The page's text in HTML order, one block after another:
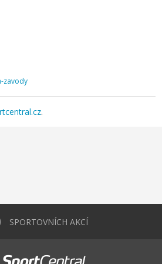
zavody
.
SPORTOVNÍCH AKCÍ